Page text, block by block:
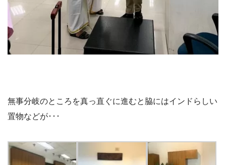
無事分岐のところを真っ直ぐに進むと脇にはインドらしい
置物などが･･･